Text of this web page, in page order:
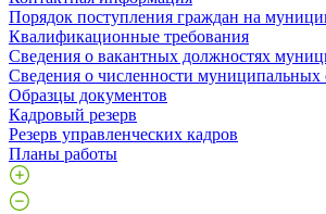
Порядок поступления граждан на
Квалификационные требования
Сведения о вакантных должностях
Сведения о численности
Образцы документов
Кадровый резерв
Резерв управленческих кадров
Планы работы